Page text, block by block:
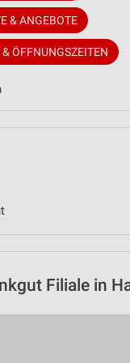
& ANGEBOTE
ÖFFNUNGSZEITEN
Filiale in